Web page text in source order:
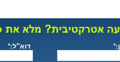
דוא"ל:*